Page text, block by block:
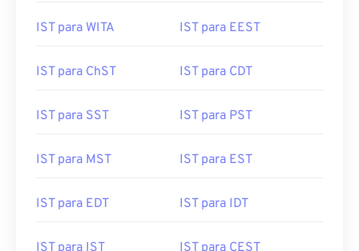
IST para WITA IST para EEST
IST para ChST IST para CDT
IST para SST IST para PST
IST para MST IST para EST
IST para EDT IST para IDT
IST para IST IST para CEST